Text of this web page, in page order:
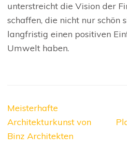
unterstreicht die Vision der
schaffen, die nicht nur schön
langfristig einen positiven
Umwelt haben.
Beitragsnavigation
Meisterhafte
Architekturkunst von
Binz Architekten